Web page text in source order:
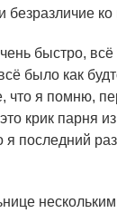
безразличие ко
быстро,
было как
что я помню,
крик парня
я последний